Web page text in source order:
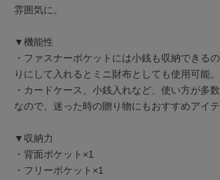
雰囲気に。
▼機能性
・ファスナーポケットには小銭も収納できる
りにして入れるとミニ財布としても使用可能。
・カードケース、小銭入れなど、使い方が多
なので、迷った時の贈り物にもおすすめアイテ
▼収納力
・背面ポケット×1
・フリーポケット×1